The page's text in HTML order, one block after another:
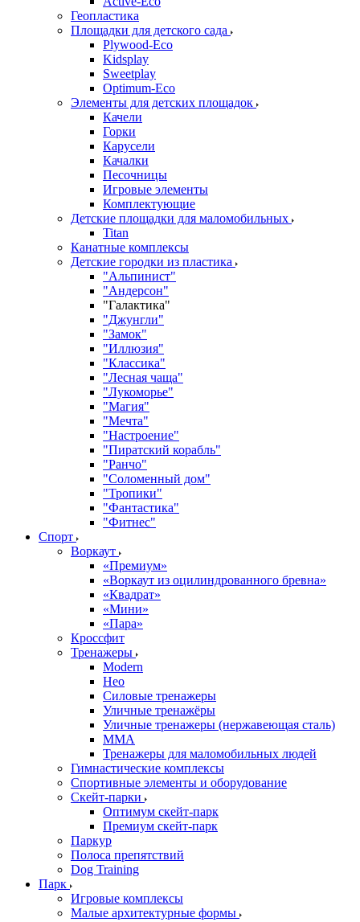
Геопластика
Площадки для детского сада
Plywood-Eco
Kidsplay
Sweetplay
Оptimum-Еco
Элементы для детских площадок
Качели
Горки
Карусели
Качалки
Песочницы
Игровые элементы
Комплектующие
Детские площадки для маломобильных
Titan
Канатные комплексы
Детские городки из пластика
"Альпинист"
"Андерсон"
"Галактика"
"Джунгли"
"Замок"
"Иллюзия"
"Классика"
"Лесная чаща"
"Лукоморье"
"Магия"
"Мечта"
"Настроение"
"Пиратский корабль"
"Ранчо"
"Соломенный дом"
"Тропики"
"Фантастика"
"Фитнес"
Спорт
Воркаут
«Премиум»
«Воркаут из оцилиндрованного бревна»
«Квадрат»
«Мини»
«Пара»
Кроссфит
Тренажеры
Modern
Нео
Силовые тренажеры
Уличные тренажёры
Уличные тренажеры (нержавеющая сталь)
ММА
Тренажеры для маломобильных людей
Гимнастические комплексы
Спортивные элементы и оборудование
Скейт-парки
Оптимум скейт-парк
Премиум скейт-парк
Паркур
Полоса препятствий
Dog Training
Парк
Игровые комплексы
Малые архитектурные формы